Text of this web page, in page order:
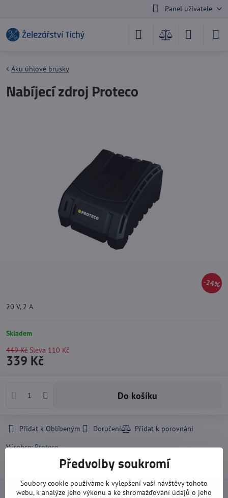
Panel uživatele
24%
Aku úhlové brusky
Nabíjecí zdroj Proteco
20 V, 2 A
Skladem
449 Kč Sleva 110 Kč
339 Kč
Do košíku
Přidat k Oblíbeným
Doručení
Výrobce:Proteco
Předvolby soukromí
Soubory cookie používáme k vylepšení vaší návštěvy tohoto
webu, k analýze jeho výkonu a ke shromažďování údajů o jeho